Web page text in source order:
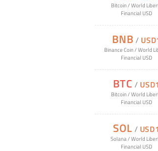
Bitcoin/World
Financial USD
BNB /
Binance Coin/World
Financial USD
BTC / USD1
Bitcoin/World
Financial USD
SOL / USD1
Solana/World
Financial USD